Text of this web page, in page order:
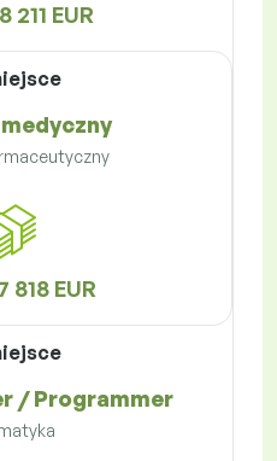
211 EUR
818 EUR
/ Programmer